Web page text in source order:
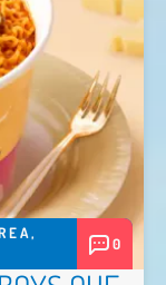
,
0